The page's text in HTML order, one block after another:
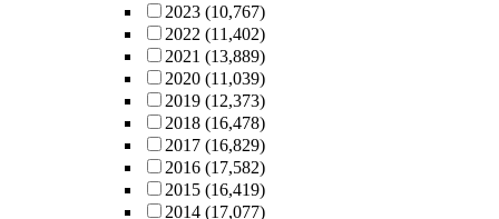
2023 (10,767)
2022 (11,402)
2021 (13,889)
2020 (11,039)
2019 (12,373)
2018 (16,478)
2017 (16,829)
2016 (17,582)
2015 (16,419)
2014 (17,077)